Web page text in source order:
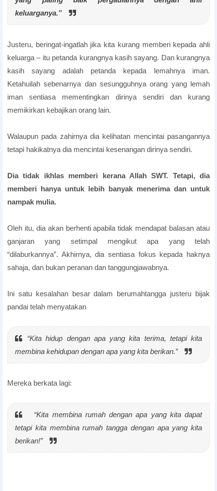
keluarganya.”
Justeru, beringat-ingatlah jika kita kurang memberi kepada ahli
keluarga – itu petanda kurangnya kasih sayang. Dan kurangnya
kasih sayang adalah petanda kepada lemahnya iman.
Ketahuilah sebenarnya dan sesungguhnya orang yang lemah
iman sentiasa mementingkan dirinya sendiri dan kurang
memikirkan kebajikan orang lain.
Walaupun pada zahirnya dia kelihatan mencintai pasangannya
tetapi hakikatnya dia mencintai kesenangan dirinya sendiri.
Dia tidak ikhlas memberi kerana Allah SWT. Tetapi, dia
memberi hanya untuk lebih banyak menerima dan untuk
nampak mulia.
Oleh itu, dia akan berhenti apabila tidak mendapat balasan atau
ganjaran yang setimpal mengikut apa yang telah
“dilaburkannya”. Akhirnya, dia sentiasa fokus kepada haknya
sahaja, dan bukan peranan dan tanggungjawabnya.
Ini satu kesalahan besar dalam berumahtangga justeru bijak
pandai telah menyatakan
“Kita hidup dengan apa yang kita terima, tetapi kita
membina kehidupan dengan apa yang kita berikan.”
Mereka berkata lagi:
“Kita membina rumah dengan apa yang kita dapat
tetapi kita membina rumah tangga dengan apa yang kita
berikan!”